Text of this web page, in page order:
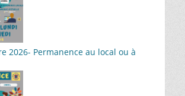
2026- Permanence au local ou à